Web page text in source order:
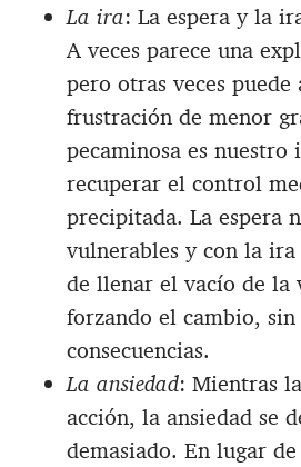
La ira: La espera y la
A veces parece una
pero otras veces puede
frustración de menor
pecaminosa es nuestro
recuperar el control
precipitada. La espera
vulnerables y con la
de llenar el vacío de la
forzando el cambio,
consecuencias.
La ansiedad: Mientras
acción, la ansiedad se
demasiado. En lugar